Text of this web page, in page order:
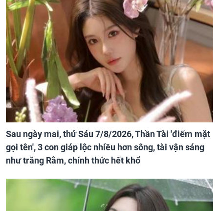
Sau ngày mai, thứ Sáu 7/8/2026, Thần Tài 'điểm mặt
gọi tên', 3 con giáp lộc nhiều hơn sông, tài vận sáng
như trăng Rằm, chính thức hết khổ